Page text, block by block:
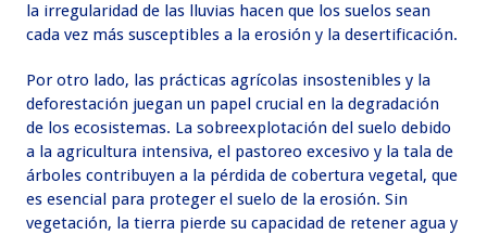
la irregularidad de las lluvias hacen que los suelos sean
cada vez más susceptibles a la erosión y la desertificación.
Por otro lado, las prácticas agrícolas insostenibles y la
deforestación juegan un papel crucial en la degradación
de los ecosistemas. La sobreexplotación del suelo debido
a la agricultura intensiva, el pastoreo excesivo y la tala de
árboles contribuyen a la pérdida de cobertura vegetal, que
es esencial para proteger el suelo de la erosión. Sin
vegetación, la tierra pierde su capacidad de retener agua y